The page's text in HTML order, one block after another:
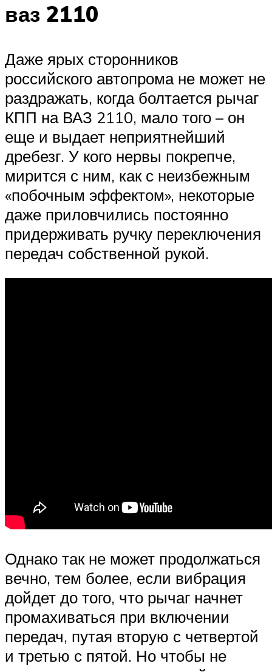
ваз 2110
Даже ярых сторонников
российского автопрома не может не
раздражать, когда болтается рычаг
КПП на ВАЗ 2110, мало того – он
еще и выдает неприятнейший
дребезг. У кого нервы покрепче,
мирится с ним, как с неизбежным
«побочным эффектом», некоторые
даже приловчились постоянно
придерживать ручку переключения
передач собственной рукой.
Однако так не может продолжаться
вечно, тем более, если вибрация
дойдет до того, что рычаг начнет
промахиваться при включении
передач, путая вторую с четвертой
и третью с пятой. Но чтобы не